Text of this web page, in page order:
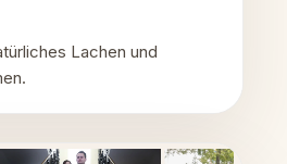
Lachen und